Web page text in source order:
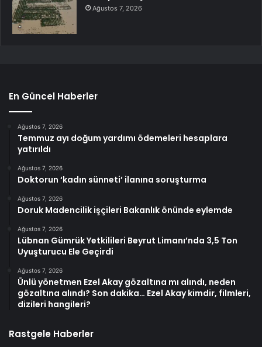
Ağustos 7, 2026
En Güncel Haberler
Ağustos 7, 2026
Temmuz ayı doğum yardımı ödemeleri hesaplara
yatırıldı
Ağustos 7, 2026
Doktorun ‘kadın sünneti’ ilanına soruşturma
Ağustos 7, 2026
Doruk Madencilik işçileri Bakanlık önünde eylemde
Ağustos 7, 2026
Lübnan Gümrük Yetkilileri Beyrut Limanı’nda 3,5 Ton
Uyuşturucu Ele Geçirdi
Ağustos 7, 2026
Ünlü yönetmen Ezel Akay gözaltına mı alındı, neden
gözaltına alındı? Son dakika… Ezel Akay kimdir, filmleri,
dizileri hangileri?
Rastgele Haberler